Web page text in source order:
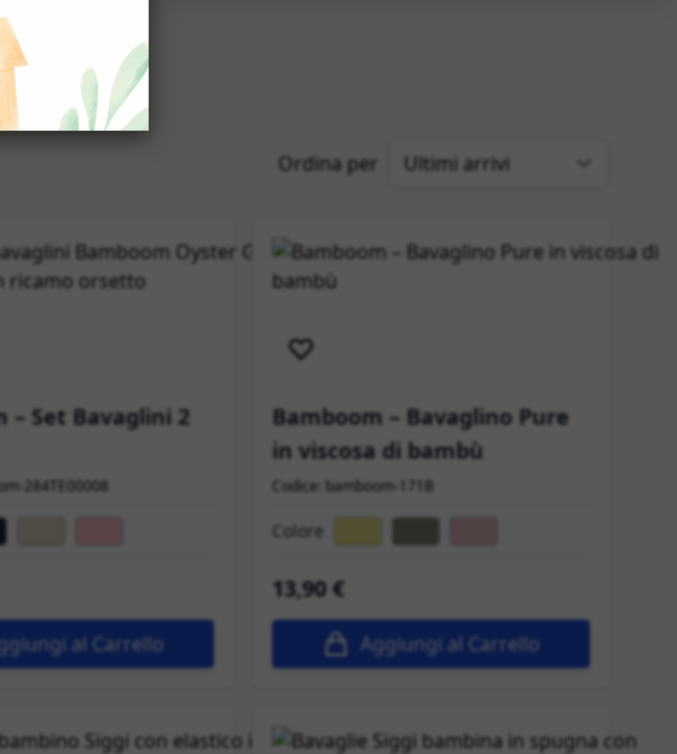
Ordina per
– Set Bavaglini 2
284TE00008
al Carrello
Bamboom – Bavaglino Pure
in viscosa di bambù
Codice: bamboom-171B
Colore
13,90 €
Aggiungi al Carrello